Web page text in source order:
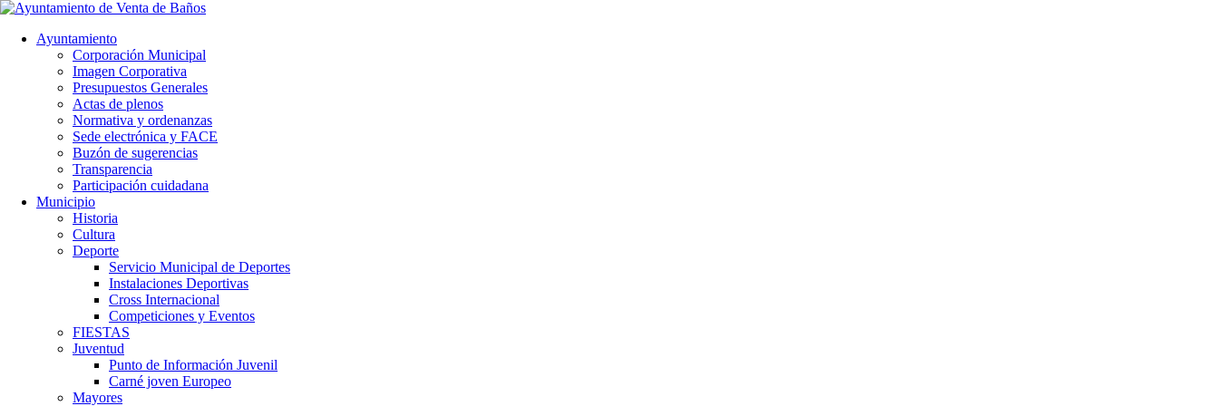
Ayuntamiento
Corporación Municipal
Imagen Corporativa
Presupuestos Generales
Actas de plenos
Normativa y ordenanzas
Sede electrónica y FACE
Buzón de sugerencias
Transparencia
Participación cuidadana
Municipio
Historia
Cultura
Deporte
Servicio Municipal de Deportes
Instalaciones Deportivas
Cross Internacional
Competiciones y Eventos
FIESTAS
Juventud
Punto de Información Juvenil
Carné joven Europeo
Mayores